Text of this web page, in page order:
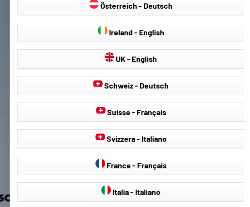
Österreich - Deutsch
Ireland - English
UK - English
Schweiz - Deutsch
Suisse - Français
Svizzera - Italiano
France - Français
Italia - Italiano